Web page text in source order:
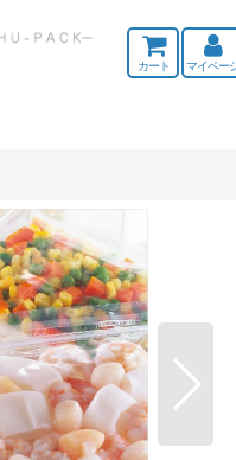
カート マイペー